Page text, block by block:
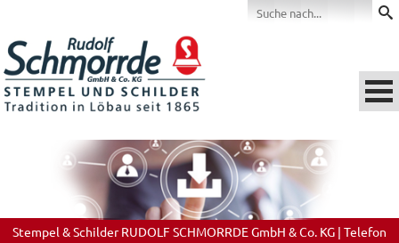
Stempel & Schilder RUDOLF SCHMORRDE GmbH & Co. KG | Telefon